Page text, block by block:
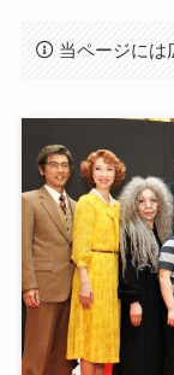
当ページには